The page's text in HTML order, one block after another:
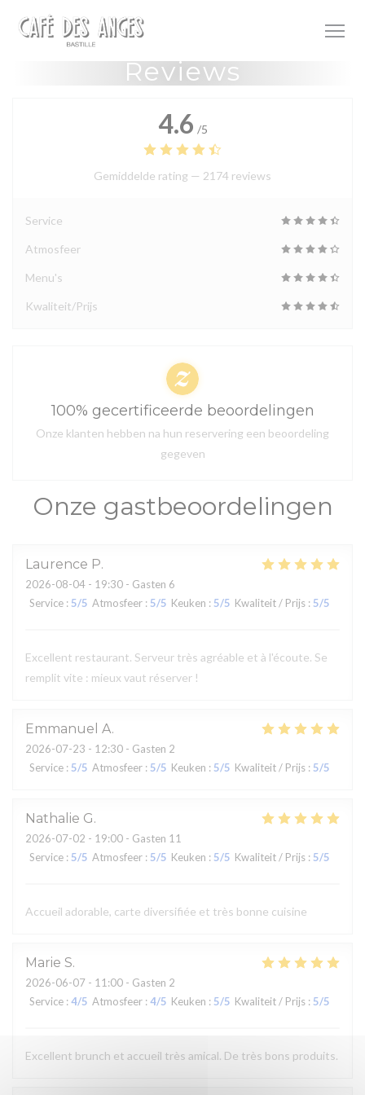
Reviews
Onze gastbeoordelingen
Laurence P
2026-08-04 - 19:30 - Gasten 6
Service : 5/5 Atmosfeer : 5/5 Keuken : 5/5 Kwaliteit / Prijs : 5/5
Excellent restaurant. Serveur très agréable et à l'écoute. Se
remplit vite : mieux vaut réserver !
Emmanuel A
2026-07-23 - 12:30 - Gasten 2
Service : 5/5 Atmosfeer : 5/5 Keuken : 5/5 Kwaliteit / Prijs : 5/5
Nathalie G
2026-07-02 - 19:00 - Gasten 11
Service : 5/5 Atmosfeer : 5/5 Keuken : 5/5 Kwaliteit / Prijs : 5/5
Accueil adorable, carte diversifiée et très bonne cuisine
Marie S
2026-06-07 - 11:00 - Gasten 2
Service : 4/5 Atmosfeer : 4/5 Keuken : 5/5 Kwaliteit / Prijs : 5/5
Excellent brunch et accueil très amical. De très bons produits.
4.6 /5
Gemiddelde rating — 2174 reviews
Service
Atmosfeer
Menu's
Kwaliteit/Prijs
100% gecertificeerde beoordelingen
Onze klanten hebben na hun reservering een beoordeling
gegeven